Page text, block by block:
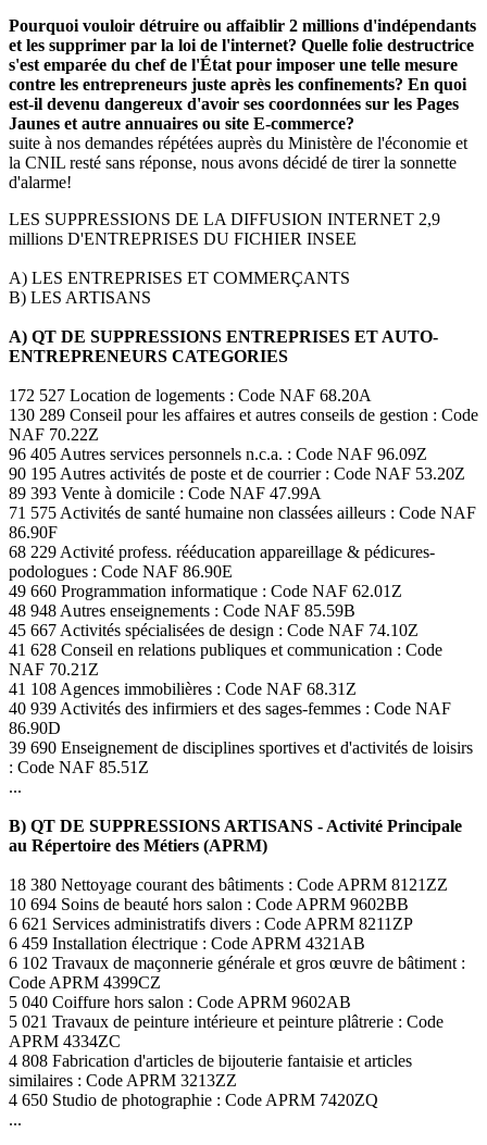
Pourquoi vouloir détruire ou affaiblir 2 millions d'indépendants
et les supprimer par la loi de l'internet? Quelle folie destructrice
s'est emparée du chef de l'État pour imposer une telle mesure
contre les entrepreneurs juste après les confinements? En quoi
est-il devenu dangereux d'avoir ses coordonnées sur les Pages
Jaunes et autre annuaires ou site E-commerce?
suite à nos demandes répétées auprès du Ministère de l'économie et
la CNIL resté sans réponse, nous avons décidé de tirer la sonnette
d'alarme!
LES SUPPRESSIONS DE LA DIFFUSION INTERNET 2,9
millions D'ENTREPRISES DU FICHIER INSEE
A) LES ENTREPRISES ET COMMERÇANTS
B) LES ARTISANS
A) QT DE SUPPRESSIONS ENTREPRISES ET AUTO-
ENTREPRENEURS CATEGORIES
172 527 Location de logements : Code NAF 68.20A
130 289 Conseil pour les affaires et autres conseils de gestion : Code
NAF 70.22Z
96 405 Autres services personnels n.c.a. : Code NAF 96.09Z
90 195 Autres activités de poste et de courrier : Code NAF 53.20Z
89 393 Vente à domicile : Code NAF 47.99A
71 575 Activités de santé humaine non classées ailleurs : Code NAF
86.90F
68 229 Activité profess. rééducation appareillage & pédicures-
podologues : Code NAF 86.90E
49 660 Programmation informatique : Code NAF 62.01Z
48 948 Autres enseignements : Code NAF 85.59B
45 667 Activités spécialisées de design : Code NAF 74.10Z
41 628 Conseil en relations publiques et communication : Code
NAF 70.21Z
41 108 Agences immobilières : Code NAF 68.31Z
40 939 Activités des infirmiers et des sages-femmes : Code NAF
86.90D
39 690 Enseignement de disciplines sportives et d'activités de loisirs
: Code NAF 85.51Z
...
B) QT DE SUPPRESSIONS ARTISANS - Activité Principale
au Répertoire des Métiers (APRM)
18 380 Nettoyage courant des bâtiments : Code APRM 8121ZZ
10 694 Soins de beauté hors salon : Code APRM 9602BB
6 621 Services administratifs divers : Code APRM 8211ZP
6 459 Installation électrique : Code APRM 4321AB
6 102 Travaux de maçonnerie générale et gros œuvre de bâtiment :
Code APRM 4399CZ
5 040 Coiffure hors salon : Code APRM 9602AB
5 021 Travaux de peinture intérieure et peinture plâtrerie : Code
APRM 4334ZC
4 808 Fabrication d'articles de bijouterie fantaisie et articles
similaires : Code APRM 3213ZZ
4 650 Studio de photographie : Code APRM 7420ZQ
...